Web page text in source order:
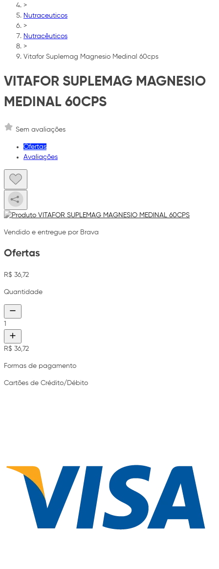
>
Nutraceuticos
>
Nutracêuticos
>
Vitafor Suplemag Magnesio Medinal 60cps
VITAFOR SUPLEMAG MAGNESIO
MEDINAL 60CPS
Sem avaliações
Ofertas
Avaliações
Vendido e entregue por Brava
Ofertas
R$ 36,72
Quantidade
1
R$ 36,72
Formas de pagamento
Cartões de Crédito/Débito